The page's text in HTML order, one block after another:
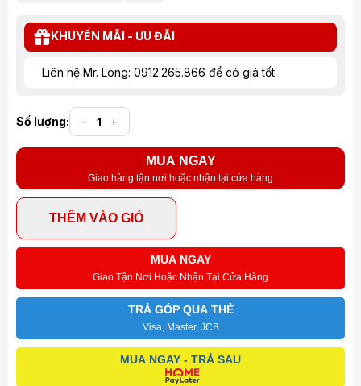
KHUYẾN MÃI - ƯU ĐÃI
Liên hệ Mr. Long: 0912.265.866 để có giá tốt
Số lượng: − +
MUA NGAY
Giao hàng tận nơi hoặc nhận tại cửa hàng
THÊM VÀO GIỎ
MUA NGAY
Giao Tận Nơi Hoặc Nhận Tại Cửa Hàng
TRẢ GÓP QUA THẺ
Visa, Master, JCB
MUA NGAY - TRẢ SAU